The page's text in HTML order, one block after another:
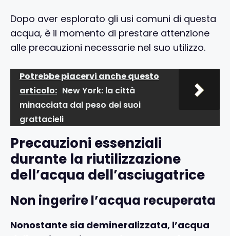
Dopo aver esplorato gli usi comuni di questa
acqua, è il momento di prestare attenzione
alle precauzioni necessarie nel suo utilizzo.
Potrebbe piacervi anche questo
articolo: New York: la città
minacciata dal peso dei suoi
grattacieli
Precauzioni essenziali
durante la riutilizzazione
dell’acqua dell’asciugatrice
Non ingerire l’acqua recuperata
Nonostante sia demineralizzata, l’acqua